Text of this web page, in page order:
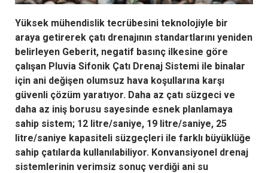
Yüksek mühendislik tecrübesini teknolojiyle bir
araya getirerek çatı drenajının standartlarını yeniden
belirleyen Geberit, negatif basınç ilkesine göre
çalışan Pluvia Sifonik Çatı Drenaj Sistemi ile binalar
için ani değişen olumsuz hava koşullarına karşı
güvenli çözüm yaratıyor. Daha az çatı süzgeci ve
daha az iniş borusu sayesinde esnek planlamaya
sahip sistem; 12 litre/saniye, 19 litre/saniye, 25
litre/saniye kapasiteli süzgeçleri ile farklı büyüklüğe
sahip çatılarda kullanılabiliyor. Konvansiyonel drenaj
sistemlerinin verimsiz sonuç verdiği ani su